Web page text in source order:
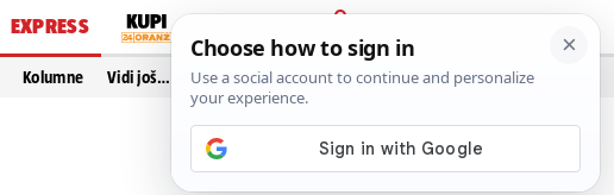
EXPRESS
PRIJAVA
Kolumne Vidi još…